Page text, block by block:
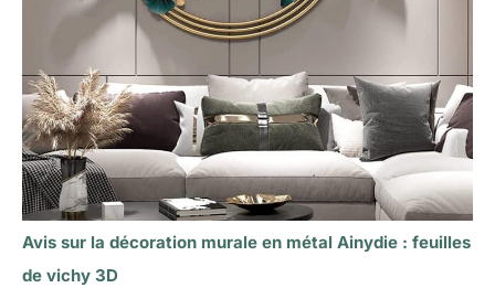
Avis sur la décoration murale en métal Ainydie : feuilles
de vichy 3D